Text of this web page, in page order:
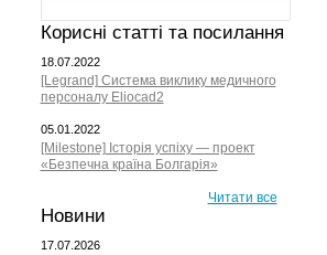
Корисні статті та посилання
18.07.2022
[Legrand] Система виклику медичного
персоналу Eliocad2
05.01.2022
[Milestone] Історія успіху — проект
«Безпечна країна Болгарія»
Читати все
Новини
17.07.2026